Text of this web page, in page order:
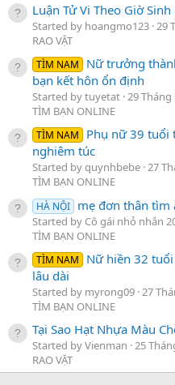
Luận Tử Vi Theo Giờ Sinh
Started by hoangmo123 29
RAO VẶT
TÌM NAM
Nữ trưởng
bạn kết hôn ổn định
Started by tuyetat 29 Tháng
TÌM BẠN ONLINE
TÌM NAM
Phụ nữ 39 tuổi
nghiêm túc
Started by quynhbebe 27
TÌM BẠN ONLINE
HÀ NỘI mẹ đơn thân tìm
Started by Cô gái nhỏ nhắn
TÌM BẠN ONLINE
TÌM NAM
Nữ hiền 32
lâu dài
Started by myrong09 27
TÌM BẠN ONLINE
Tại Sao Hạt Nhựa Màu
Started by Vienman 25
RAO VẶT